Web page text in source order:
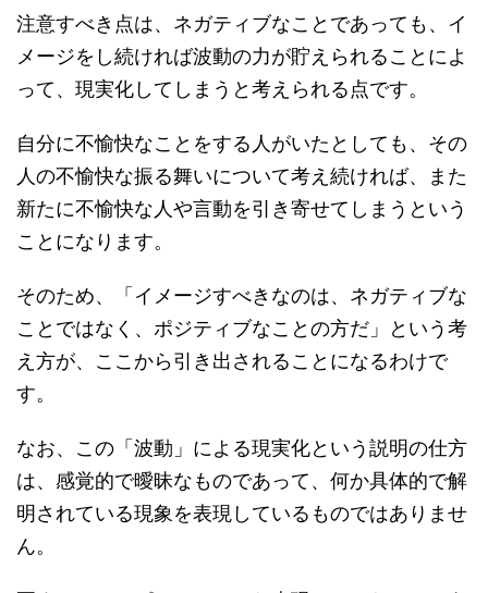
注意すべき点は、ネガティブなことであっても、イ
メージをし続ければ波動の力が貯えられることによ
って、現実化してしまうと考えられる点です。
自分に不愉快なことをする人がいたとしても、その
人の不愉快な振る舞いについて考え続ければ、また
新たに不愉快な人や言動を引き寄せてしまうという
ことになります。
そのため、「イメージすべきなのは、ネガティブな
ことではなく、ポジティブなことの方だ」という考
え方が、ここから引き出されることになるわけで
す。
なお、この「波動」による現実化という説明の仕方
は、感覚的で曖昧なものであって、何か具体的で解
明されている現象を表現しているものではありませ
ん。